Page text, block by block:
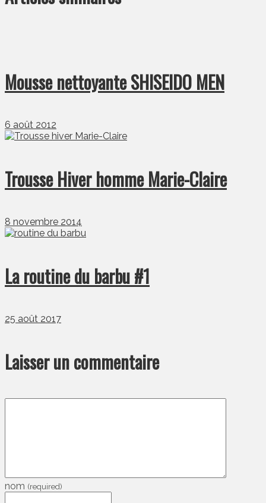
Mousse nettoyante SHISEIDO MEN
6 août 2012
Trousse Hiver homme Marie-Claire
8 novembre 2014
La routine du barbu #1
25 août 2017
Laisser un commentaire
nom (required)